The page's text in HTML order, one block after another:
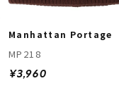
Manhattan Portage
MP218
¥3,960